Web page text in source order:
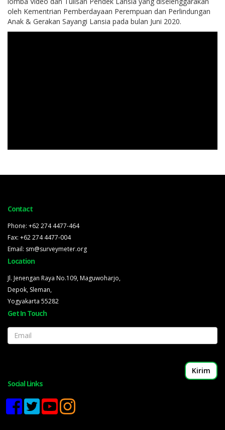
oleh Kementrian Pemberdayaan Perempuan dan Perlindungan
Anak & Gerakan Sayangi Lansia pada bulan Juni 2020.
Contact
Phone: +62 274 4477-464
Fax: +62 274 4477-004
Email: sm@surveymeter.org
Location
Jl. Jenengan Raya No.109, Maguwoharjo,
Depok, Sleman,
Yogyakarta 55282
Get In Touch
Email
Social Links